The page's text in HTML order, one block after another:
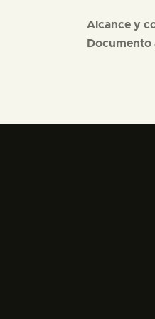
Alcance y
Documento